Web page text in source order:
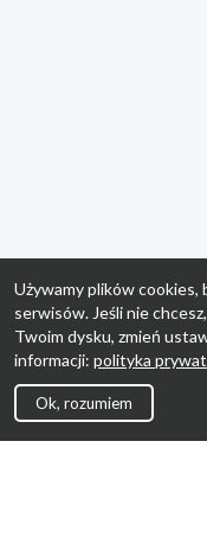
Używamy plików cookies,
serwisów. Jeśli nie
Twoim dysku, zmień
informacji: polityka
Ok, rozumiem